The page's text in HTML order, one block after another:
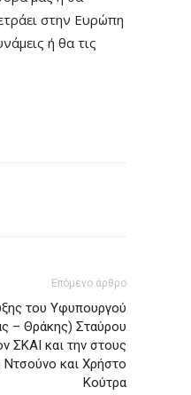
στην Ευρώπη
ή θα τις
Επόμενο άρθρο
του Υφυπουργού
– Θράκης) Σταύρου
ΣΚΑΙ και την στους
Ντσούνο και Χρήστο
Κούτρα